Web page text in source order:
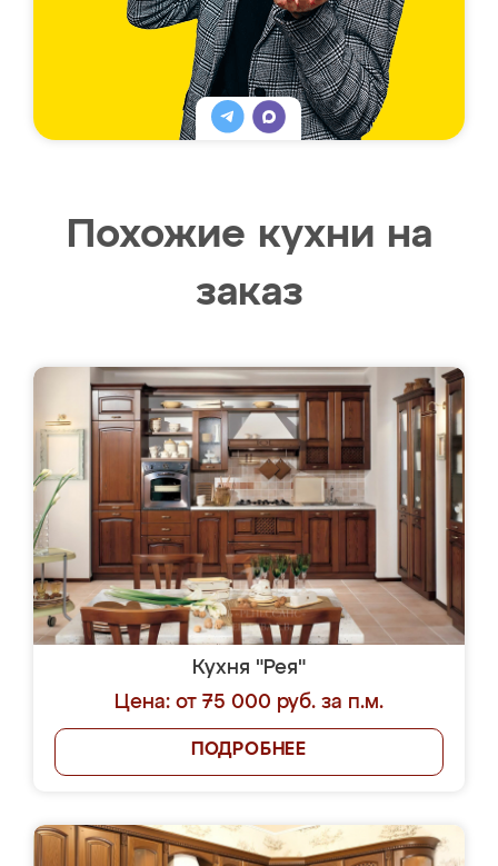
Похожие кухни на
заказ
Кухня "Рея"
Цена: от 75 000 руб. за п.м.
ПОДРОБНЕЕ